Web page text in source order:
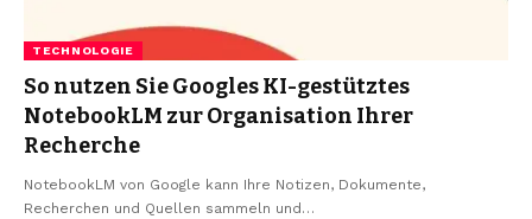
TECHNOLOGIE
So nutzen Sie Googles KI-gestütztes
NotebookLM zur Organisation Ihrer
Recherche
NotebookLM von Google kann Ihre Notizen, Dokumente,
Recherchen und Quellen sammeln und …